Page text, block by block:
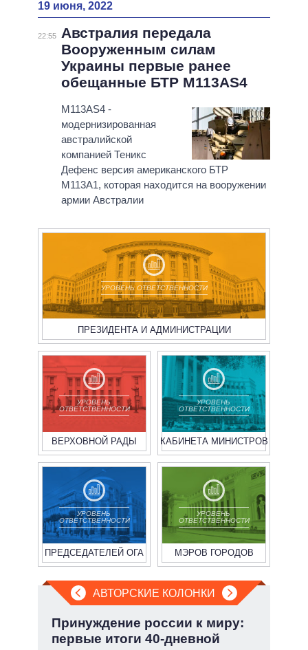
19 июня, 2022
22:55
Австралия передала
Вооруженным силам
Украины первые ранее
обещанные БТР M113AS4
M113AS4 -
модернизированная
австралийской
компанией Теникс
Дефенс версия американского БТР
М113А1, которая находится на вооружении
армии Австралии
УРОВЕНЬ ОТВЕТСТВЕННОСТИ
ПРЕЗИДЕНТА И АДМИНИСТРАЦИИ
УРОВЕНЬ
ОТВЕТСТВЕННОСТИ
ВЕРХОВНОЙ РАДЫ
УРОВЕНЬ
ОТВЕТСТВЕННОСТИ
КАБИНЕТА МИНИСТРОВ
УРОВЕНЬ
ОТВЕТСТВЕННОСТИ
ПРЕДСЕДАТЕЛЕЙ ОГА
УРОВЕНЬ
ОТВЕТСТВЕННОСТИ
МЭРОВ ГОРОДОВ
АВТОРСКИЕ КОЛОНКИ
Принуждение россии к миру:
первые итоги 40-дневной